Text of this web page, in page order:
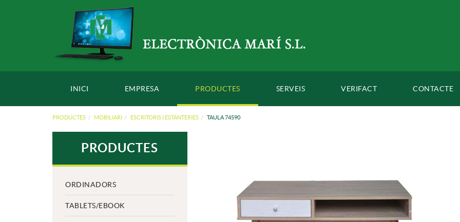
INICI EMPRESA PRODUCTES SERVEIS VERIFACT CONTACTE
PRODUCTES MOBILIARI ESCRITORIS I ESTANTERIES TAULA 74590
PRODUCTES
ORDINADORS
TABLETS/EBOOK